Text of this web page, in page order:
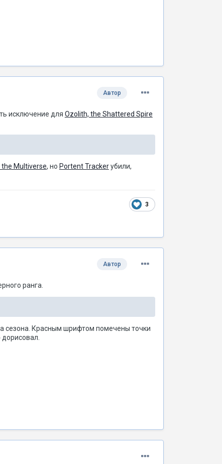
Автор
исключение для Ozolith, the Shattered Spire
the Multiverse, но Portent Trackerубили,
3
Автор
ранга.
сезона. Красным шрифтом помечены точки